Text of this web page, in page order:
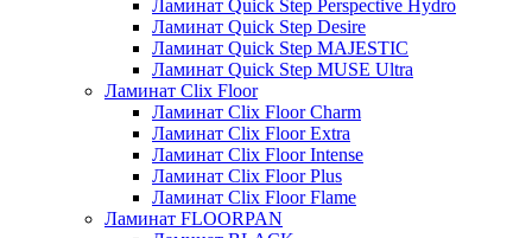
Ламинат Quick Step Perspective Hydro
Ламинат Quick Step Desire
Ламинат Quick Step MAJESTIC
Ламинат Quick Step MUSE Ultra
Ламинат Clix Floor
Ламинат Clix Floor Charm
Ламинат Clix Floor Extra
Ламинат Clix Floor Intense
Ламинат Clix Floor Plus
Ламинат Clix Floor Flame
Ламинат FLOORPAN